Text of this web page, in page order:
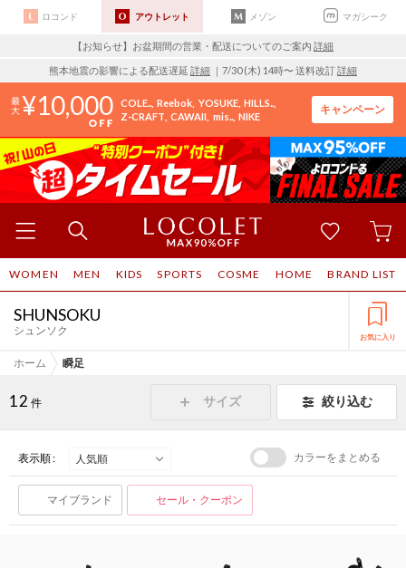
ロコンド アウトレット メゾン マガシーク
【お知らせ】お盆期間の営業・配送についてのご案内 詳細
熊本地震の影響による配送遅延 詳細 ｜7/30 (木) 14時〜 送料改訂詳細
10,000 COLE.. Reebok YOSUKE HILLS..
Z-CRAFT CAWAII mis.. NIKE
キャンペーン
WOMEN MEN KIDS SPORTS COSME HOME BRAND LIST
SHUNSOKU
シュンソク お気に入り
ホーム 瞬足
12 件 サイズ 絞り込む
表示順 : カラーをまとめる
マイブランド セール・クーポン